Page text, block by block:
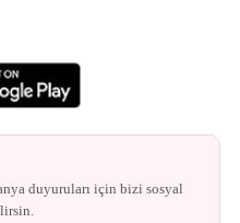
duyuruları için bizi sosyal